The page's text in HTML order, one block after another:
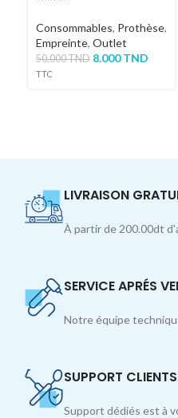
Consommables, Prothèse,
Empreinte, Outlet
50.000TND 8.000TND
TTC
LIVRAISON
À partir de 200.00dt
SERVICE APRÉS
Notre équipe
SUPPORT
Support dédiés est à